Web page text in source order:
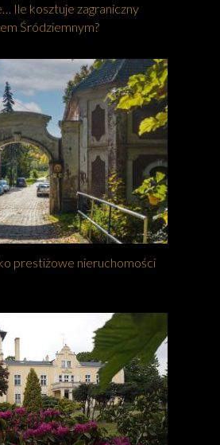
Ile kosztuje zagraniczny
Śródziemnym?
prestiżowe nieruchomości